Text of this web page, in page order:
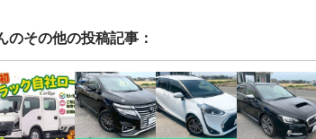
のその他の投稿記事：